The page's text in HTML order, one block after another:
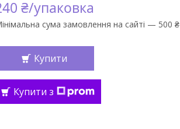
₴/упаковка
сума замовлення на сайті — 500 ₴
Купити
Купити з